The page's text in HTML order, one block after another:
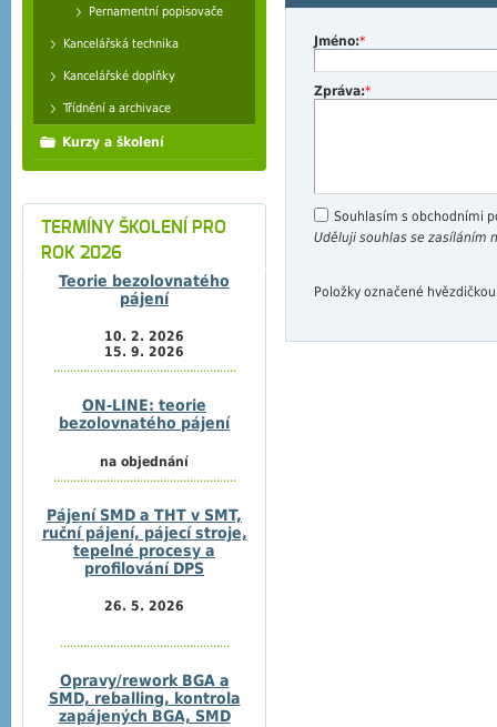
Jméno:*
Zpráva:*
Souhlasím s obchodními
Uděluji souhlas se zasíláním
Položky označené
Pernamentní popisovače
Kancelářská technika
Kancelářské doplňky
Třídnění a archivace
Kurzy a školení
TERMÍNY ŠKOLENÍ PRO
ROK 2026
Teorie bezolovnatého
pájení
10. 2. 2026
15. 9. 2026
.......................................................
ON-LINE: teorie
bezolovnatého pájení
na objednání
.......................................................
Pájení SMD a THT v SMT,
ruční pájení, pájecí stroje,
tepelné procesy a
profilování DPS
26. 5. 2026
...................................................
Opravy/rework BGA a
SMD, reballing, kontrola
zapájených BGA, SMD